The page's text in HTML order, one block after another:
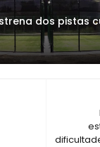
dos pistas